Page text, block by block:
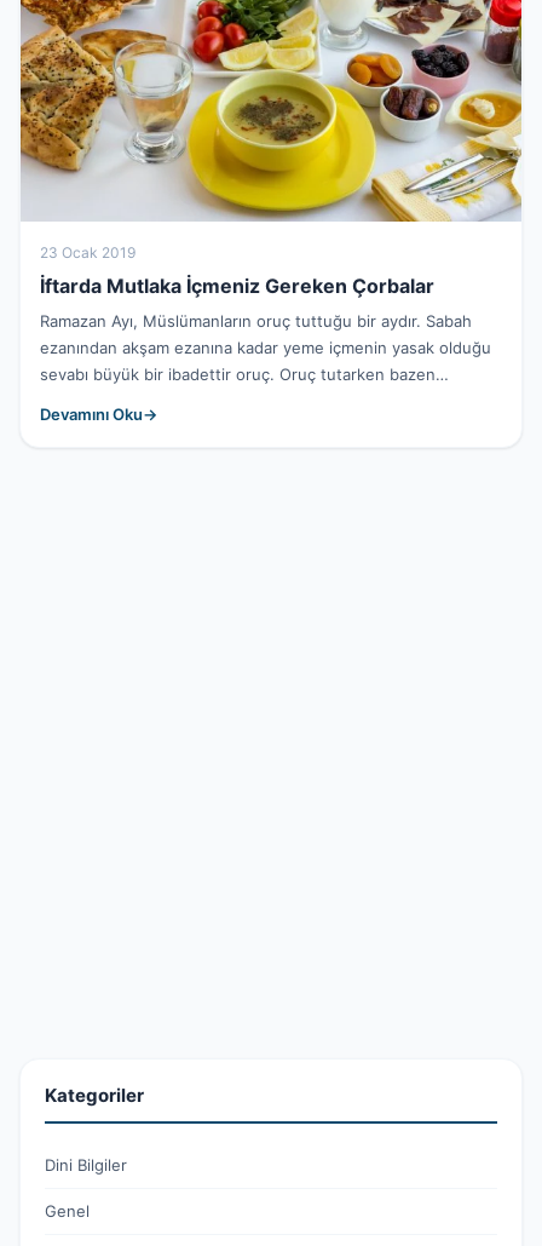
23 Ocak 2019
İftarda Mutlaka İçmeniz Gereken Çorbalar
Ramazan Ayı, Müslümanların oruç tuttuğu bir aydır. Sabah
ezanından akşam ezanına kadar yeme içmenin yasak olduğu
sevabı büyük bir ibadettir oruç. Oruç tutarken bazen
Devamını Oku
Kategoriler
Dini Bilgiler
Genel